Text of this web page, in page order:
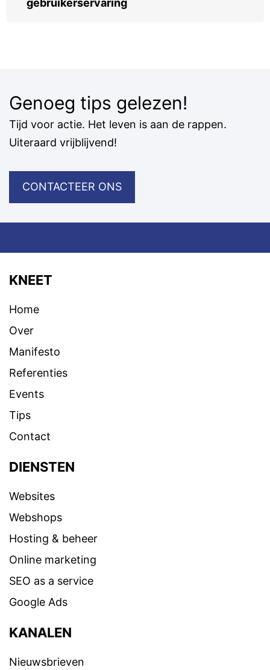
gebruikerservaring
Genoeg tips gelezen!
Tijd voor actie. Het leven is aan de rappen.
Uiteraard vrijblijvend!
CONTACTEER ONS
KNEET
Home
Over
Manifesto
Referenties
Events
Tips
Contact
DIENSTEN
Websites
Webshops
Hosting & beheer
Online marketing
SEO as a service
Google Ads
KANALEN
Nieuwsbrieven